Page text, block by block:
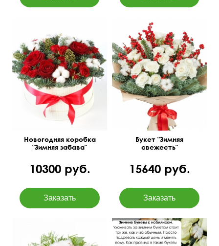
Можете заказать эту
композицию сегодня с
доставкойв Новый Год.
Новогодняя коробка
"Зимняя забава"
10300 руб.
Букет из хлопка, илекса,
эустомы станет
идеальным подарком к
Новому Году.
Букет "Зимняя
свежесть"
15640 руб.